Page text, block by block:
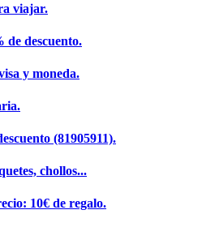
viajar.
descuento.
y moneda.
(81905911).
chollos...
10€ de regalo.